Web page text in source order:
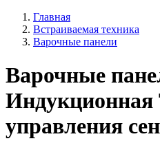
Главная
Встраиваемая техника
Варочные панели
Варочные
Индукционная
управления